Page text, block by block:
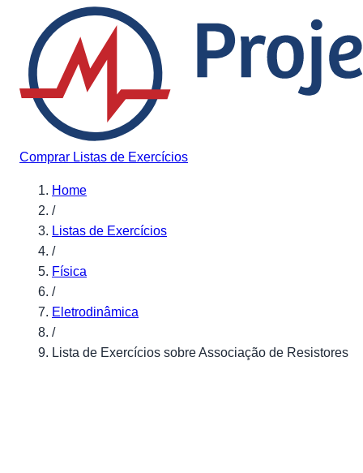
Pular para o conteúdo
Comprar Listas de Exercícios
Home
/
Listas de Exercícios
/
Física
/
Eletrodinâmica
/
Lista de Exercícios sobre Associação de Resistores